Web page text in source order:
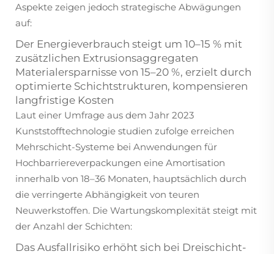
Aspekte zeigen jedoch strategische Abwägungen
auf:
Der Energieverbrauch steigt um 10–15 % mit
zusätzlichen Extrusionsaggregaten
Materialersparnisse von 15–20 %, erzielt durch
optimierte Schichtstrukturen, kompensieren
langfristige Kosten
Laut einer Umfrage aus dem Jahr 2023
Kunststofftechnologie studien zufolge erreichen
Mehrschicht-Systeme bei Anwendungen für
Hochbarriereverpackungen eine Amortisation
innerhalb von 18–36 Monaten, hauptsächlich durch
die verringerte Abhängigkeit von teuren
Neuwerkstoffen. Die Wartungskomplexität steigt mit
der Anzahl der Schichten:
Das Ausfallrisiko erhöht sich bei Dreischicht-